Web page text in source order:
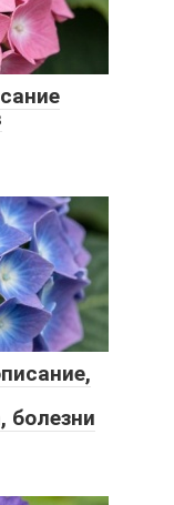
болезни